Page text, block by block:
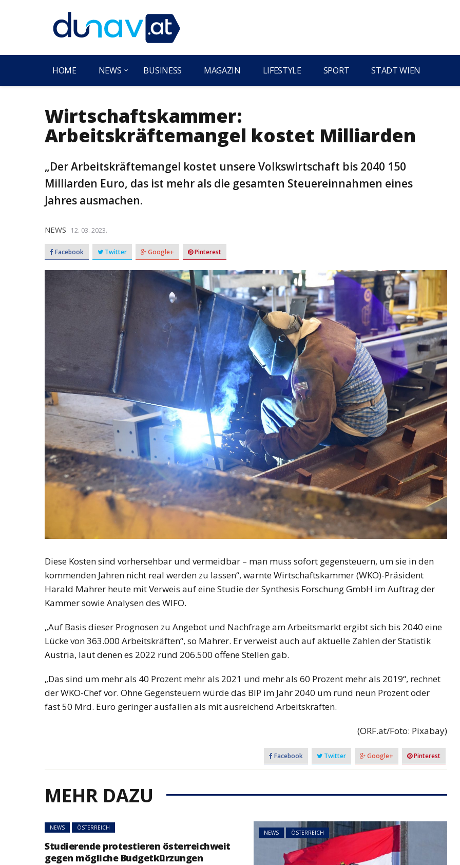
HOME NEWS BUSINESS MAGAZIN LIFESTYLE SPORT STADT WIEN
Wirtschaftskammer:
Arbeitskräftemangel kostet Milliarden
„Der Arbeitskräftemangel kostet unsere Volkswirtschaft bis 2040 150
Milliarden Euro, das ist mehr als die gesamten Steuereinnahmen eines
Jahres ausmachen.
NEWS 12. 03. 2023.
Facebook Twitter Google+ Pinterest
Diese Kosten sind vorhersehbar und vermeidbar – man muss sofort gegensteuern, um sie in den
kommenden Jahren nicht real werden zu lassen“, warnte Wirtschaftskammer (WKO)-Präsident
Harald Mahrer heute mit Verweis auf eine Studie der Synthesis Forschung GmbH im Auftrag der
Kammer sowie Analysen des WIFO.
„Auf Basis dieser Prognosen zu Angebot und Nachfrage am Arbeitsmarkt ergibt sich bis 2040 eine
Lücke von 363.000 Arbeitskräften“, so Mahrer. Er verweist auch auf aktuelle Zahlen der Statistik
Austria, laut denen es 2022 rund 206.500 offene Stellen gab.
„Das sind um mehr als 40 Prozent mehr als 2021 und mehr als 60 Prozent mehr als 2019“, rechnet
der WKO-Chef vor. Ohne Gegensteuern würde das BIP im Jahr 2040 um rund neun Prozent oder
fast 50 Mrd. Euro geringer ausfallen als mit ausreichend Arbeitskräften.
(ORF.at/Foto: Pixabay)
Facebook Twitter Google+ Pinterest
MEHR DAZU
NEWS ÖSTERREICH
Studierende protestieren österreichweit
gegen mögliche Budgetkürzungen
NEWS ÖSTERREICH